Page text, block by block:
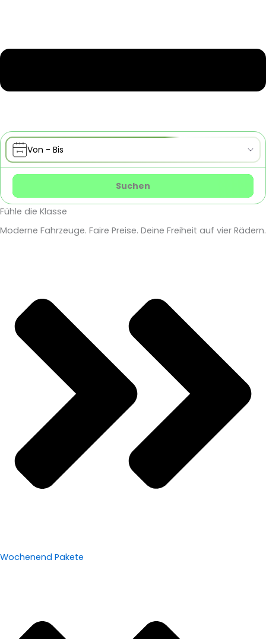
Fühle die Klasse
Moderne Fahrzeuge. Faire Preise. Deine Freiheit auf vier Rädern.
Wochenend Pakete